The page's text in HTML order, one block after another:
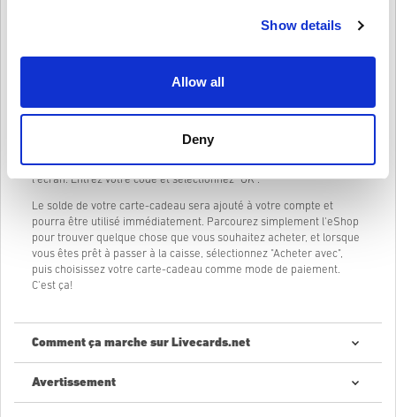
Show details
Allow all
Deny
correspond au paramètre de votre pays/région. Alors n'attendez
Nintendo eShop dès aujourd'hui ! Vos amis vous en remercieront !
vous et rendez-vous sur le Nintendo eShop.
Sélectionnez "Entrer le code" dans le menu sur le côté gauche de
l'écran. Entrez votre code et sélectionnez "OK".
Le solde de votre carte-cadeau sera ajouté à votre compte et
pourra être utilisé immédiatement. Parcourez simplement l'eShop
pour trouver quelque chose que vous souhaitez acheter, et lorsque
vous êtes prêt à passer à la caisse, sélectionnez "Acheter avec",
puis choisissez votre carte-cadeau comme mode de paiement.
C'est ça!
Comment ça marche sur Livecards.net
Nouveau sur Livecards.net ? Acheter des codes numériques est
rapide et facile :
Avertissement